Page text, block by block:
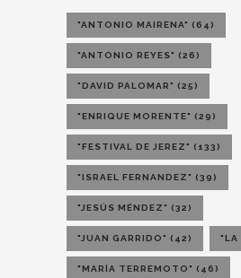
"ANTONIO MAIRENA" (64)
"ANTONIO REYES" (26)
"DAVID PALOMAR" (25)
"ENRIQUE MORENTE" (29)
"FESTIVAL DE JEREZ" (133)
"ISRAEL FERNANDEZ" (39)
"JESÚS MÉNDEZ" (32)
"JUAN GARRIDO" (42) "LA
"MARÍA TERREMOTO" (46)